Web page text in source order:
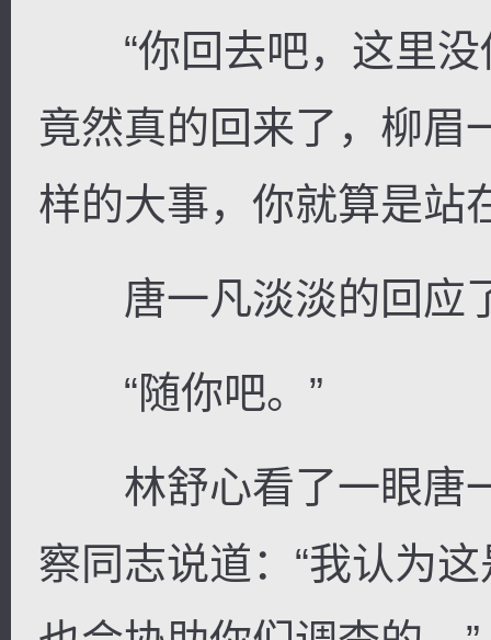
“你回去吧，这里没
竟然真的回来了，柳眉
样的大事，你就算是站
唐一凡淡淡的回应了
“随你吧。”
林舒心看了一眼唐
察同志说道：“我认为